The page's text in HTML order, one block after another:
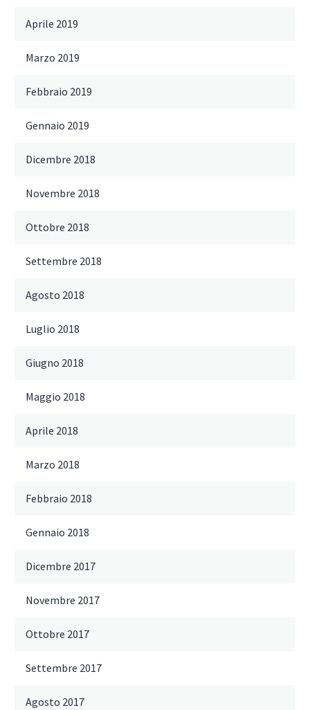
Aprile 2019
Marzo 2019
Febbraio 2019
Gennaio 2019
Dicembre 2018
Novembre 2018
Ottobre 2018
Settembre 2018
Agosto 2018
Luglio 2018
Giugno 2018
Maggio 2018
Aprile 2018
Marzo 2018
Febbraio 2018
Gennaio 2018
Dicembre 2017
Novembre 2017
Ottobre 2017
Settembre 2017
Agosto 2017